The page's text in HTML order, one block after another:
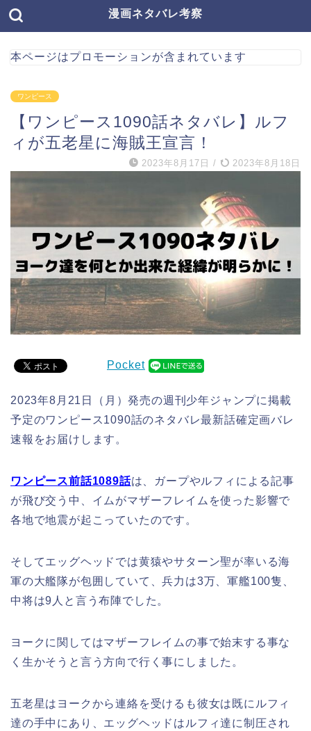
漫画ネタバレ考察
本ページはプロモーションが含まれています
ワンピース
【ワンピース1090話ネタバレ】ルフ
ィが五老星に海賊王宣言！
2023年8月17日 / 2023年8月18日
Pocket
2023年8月21日（月）発売の週刊少年ジャンプに掲載
予定のワンピース1090話のネタバレ最新話確定画バレ
速報をお届けします。
ワンピース前話1089話は、ガープやルフィによる記事
が飛び交う中、イムがマザーフレイムを使った影響で
各地で地震が起こっていたのです。
そしてエッグヘッドでは黄猿やサターン聖が率いる海
軍の大艦隊が包囲していて、兵力は3万、軍艦100隻、
中将は9人と言う布陣でした。
ヨークに関してはマザーフレイムの事で始末する事な
く生かそうと言う方向で行く事にしました。
五老星はヨークから連絡を受けるも彼女は既にルフィ
達の手中にあり、エッグヘッドはルフィ達に制圧され